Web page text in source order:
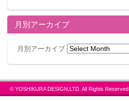
月別アーカイブ
月別アーカイブ
© YOSHIKURA DESIGN,LTD. All Rights Reserved.